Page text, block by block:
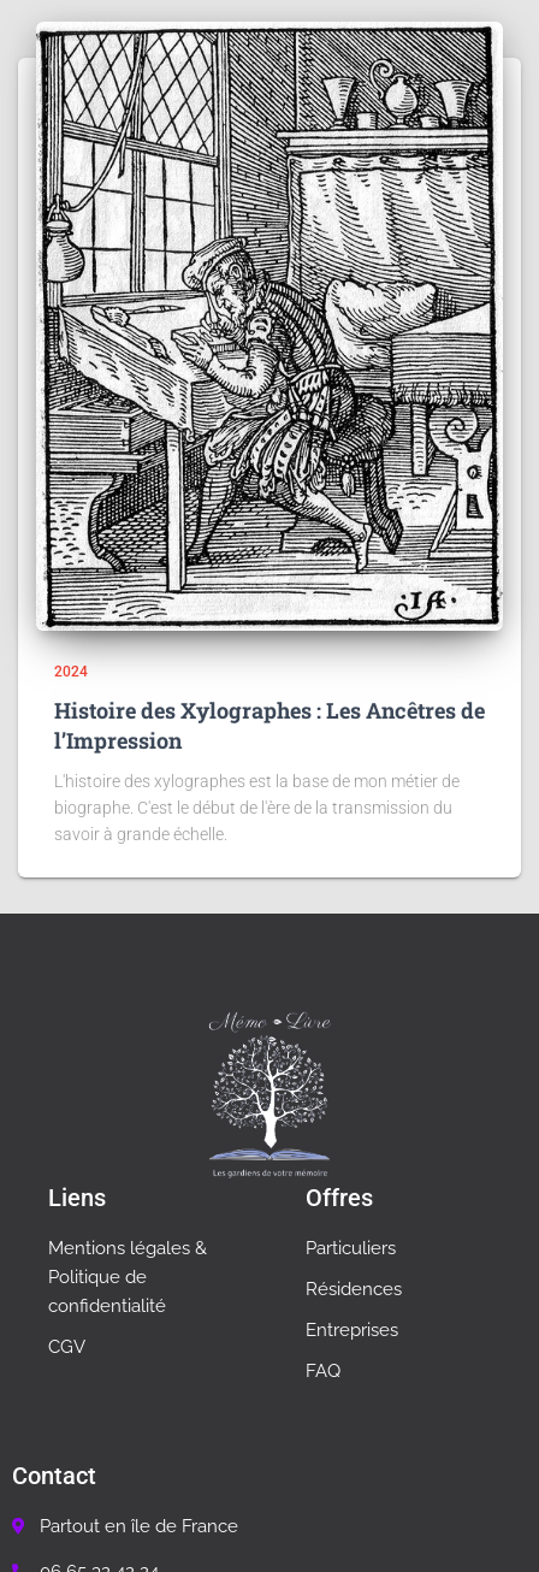
2024
Histoire des Xylographes : Les Ancêtres de
l’Impression
L'histoire des xylographes est la base de mon métier de
biographe. C'est le début de l'ère de la transmission du
savoir à grande échelle.
Liens
Mentions légales &
Politique de
confidentialité
CGV
Offres
Particuliers
Résidences
Entreprises
FAQ
Contact
Partout en île de France